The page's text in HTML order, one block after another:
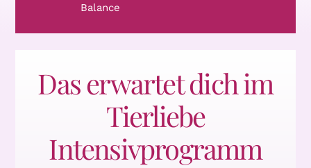
Balance
Das erwartet dich im
Tierliebe
Intensivprogramm